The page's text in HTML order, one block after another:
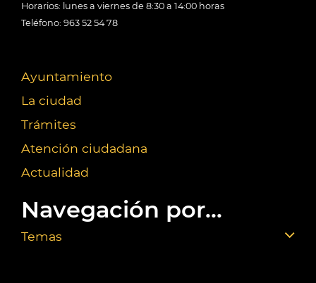
Horarios: lunes a viernes de 8:30 a 14:00 horas
Teléfono: 963 52 54 78
Ayuntamiento
La ciudad
Trámites
Atención ciudadana
Actualidad
Navegación por...
Temas